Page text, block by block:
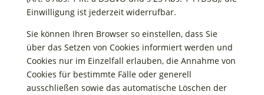
Einwilligung ist jederzeit widerrufbar.
Sie können Ihren Browser so einstellen, dass Sie
über das Setzen von Cookies informiert werden und
Cookies nur im Einzelfall erlauben, die Annahme von
Cookies für bestimmte Fälle oder generell
ausschließen sowie das automatische Löschen der